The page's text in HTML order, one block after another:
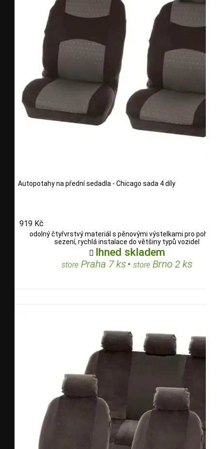
Autopotahy na přední sedadla - Chicago sada 4 díly
919 Kč
odolný čtyřvrstvý materiál s pěnovými výstelkami pro
sezení, rychlá instalace do většiny typů vozidel
 Ihned skladem
store Praha 7 ks• store Brno 2 ks